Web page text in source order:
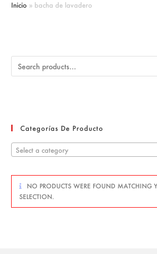
Inicio » bacha de lavadero
Categorías De Producto
Select a category
NO PRODUCTS WERE FOUND MATCHING
SELECTION.